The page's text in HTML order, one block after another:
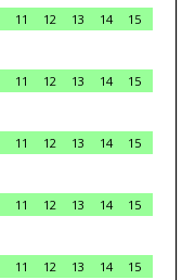
11 12 13 14
15
11 12 13 14
15
11 12 13 14
15
11 12 13 14
15
11 12 13 14
15